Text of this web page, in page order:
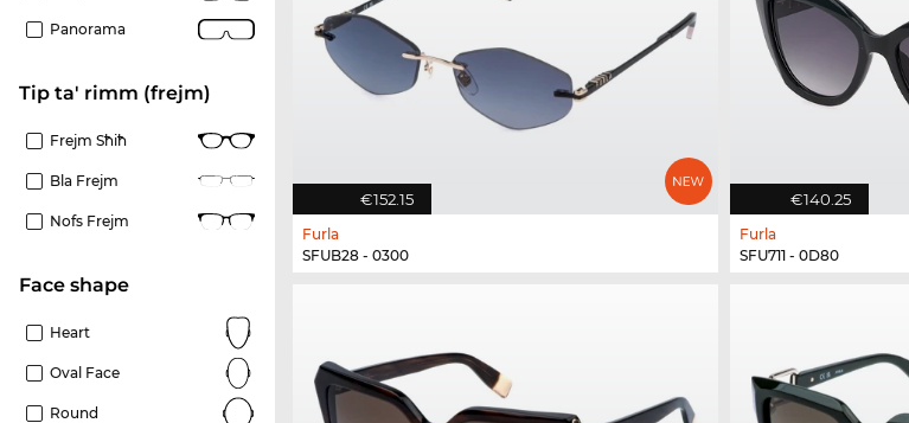
Panorama
Tip ta' rimm (frejm)
Frejm Sħiħ
Bla Frejm
Nofs Frejm
Face shape
Heart
Oval Face
Round
€152.15
Furla
SFUB28 - 0300
€140.25
Furla
SFU711 - 0D80